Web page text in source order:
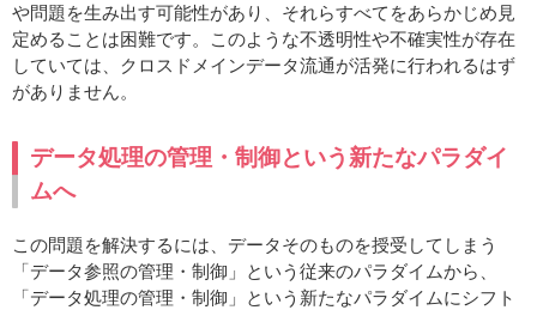
や問題を生み出す可能性があり、それらすべてをあらかじめ見
定めることは困難です。このような不透明性や不確実性が存在
していては、クロスドメインデータ流通が活発に行われるはず
がありません。
データ処理の管理・制御という新たなパラダイ
ムへ
この問題を解決するには、データそのものを授受してしまう
「データ参照の管理・制御」という従来のパラダイムから、
「データ処理の管理・制御」という新たなパラダイムにシフト